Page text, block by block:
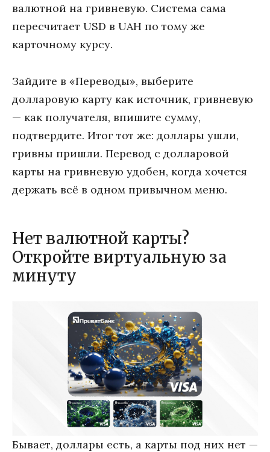
валютной на гривневую. Система сама
пересчитает USD в UAH по тому же
карточному курсу.
Зайдите в «Переводы», выберите
долларовую карту как источник, гривневую
— как получателя, впишите сумму,
подтвердите. Итог тот же: доллары ушли,
гривны пришли. Перевод с долларовой
карты на гривневую удобен, когда хочется
держать всё в одном привычном меню.
Нет валютной карты?
Откройте виртуальную за
минуту
Бывает, доллары есть, а карты под них нет —